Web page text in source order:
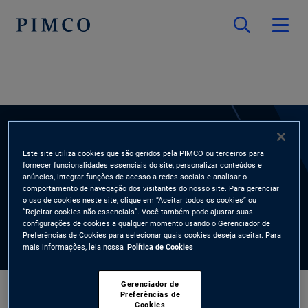
Jaelle Lim
Este site utiliza cookies que são geridos pela PIMCO ou terceiros para
fornecer funcionalidades essenciais do site, personalizar conteúdos e
anúncios, integrar funções de acesso a redes sociais e analisar o
comportamento de navegação dos visitantes do nosso site. Para gerenciar
o uso de cookies neste site, clique em “Aceitar todos os cookies” ou
“Rejeitar cookies não essenciais”. Você também pode ajustar suas
configurações de cookies a qualquer momento usando o Gerenciador de
Preferências de Cookies para selecionar quais cookies deseja aceitar. Para
mais informações, leia nossa Política de Cookies
Gerenciador de
Preferências de
Cookies